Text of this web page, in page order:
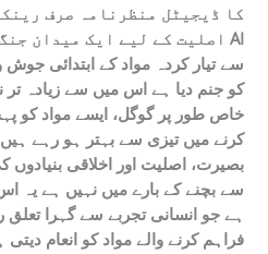
کا ڈیجیٹل منظرنامہ صرف
اصلیت کے لیے ایک میدان جنگ بن چکا ہے۔ AI
سے تیار کردہ مواد کے ابتدائی
کو جنم دیا ہے اس میں سے زیادہ تر
خاص طور پر گوگل، ایسے مواد کو
کرنے میں تیزی سے بہتر ہو رہے
بصیرت، اصلیت اور اخلاقی
سے بچنے کے بارے میں نہیں ہے یہ اس
ہے جو انسانی تجربے سے گہرا تعلق
فراہم کرنے والے مواد کو انعام